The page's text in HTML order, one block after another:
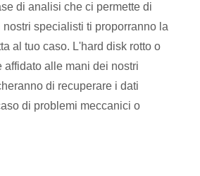
di analisi che ci permette di
specialisti ti proporranno la
al tuo caso. L'hard disk rotto o
affidato alle mani dei nostri
di recuperare i dati
di problemi meccanici o